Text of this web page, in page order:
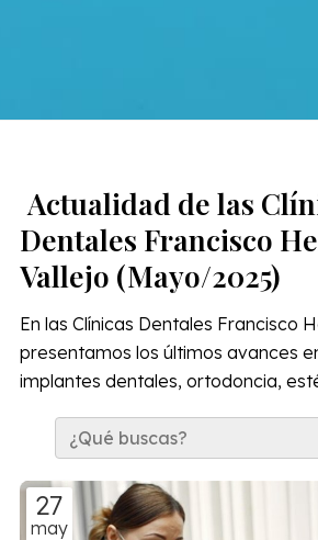
Actualidad de las
Dentales Francisco
Vallejo (Mayo/2025)
En las Clínicas Dentales Francisco
presentamos los últimos avances
implantes dentales, ortodoncia,
27
may